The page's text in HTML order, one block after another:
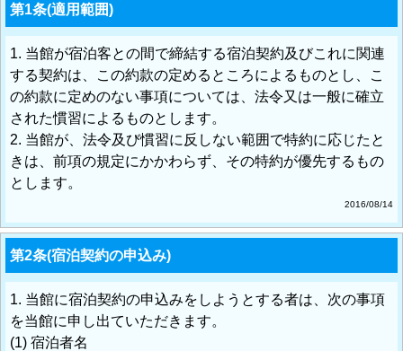
第1条(適用範囲)
1. 当館が宿泊客との間で締結する宿泊契約及びこれに関連
する契約は、この約款の定めるところによるものとし、こ
の約款に定めのない事項については、法令又は一般に確立
された慣習によるものとします。
2. 当館が、法令及び慣習に反しない範囲で特約に応じたと
きは、前項の規定にかかわらず、その特約が優先するもの
とします。
2016/08/14
第2条(宿泊契約の申込み)
1. 当館に宿泊契約の申込みをしようとする者は、次の事項
を当館に申し出ていただきます。
(1) 宿泊者名